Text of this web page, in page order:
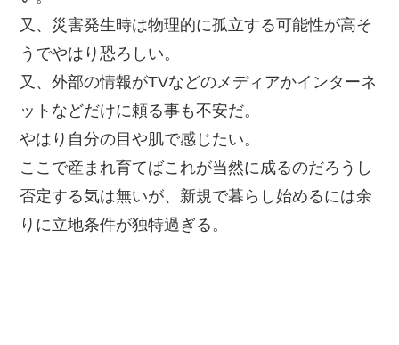
又、災害発生時は物理的に孤立する可能性が高そ
うでやはり恐ろしい。
又、外部の情報がTVなどのメディアかインターネ
ットなどだけに頼る事も不安だ。
やはり自分の目や肌で感じたい。
ここで産まれ育てばこれが当然に成るのだろうし
否定する気は無いが、新規で暮らし始めるには余
りに立地条件が独特過ぎる。